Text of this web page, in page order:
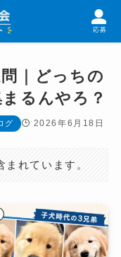
応募
｜どっちの
るんやろ？
グ 2026年6月18日
れています。